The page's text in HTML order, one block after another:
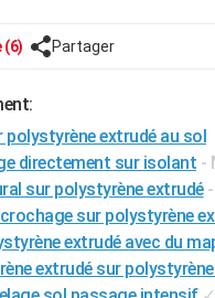
(6) Partager
polystyrène extrudé au sol
directement sur isolant -
sur polystyrène extrudé
sur polystyrène
extrudé avec du
extrudé sur